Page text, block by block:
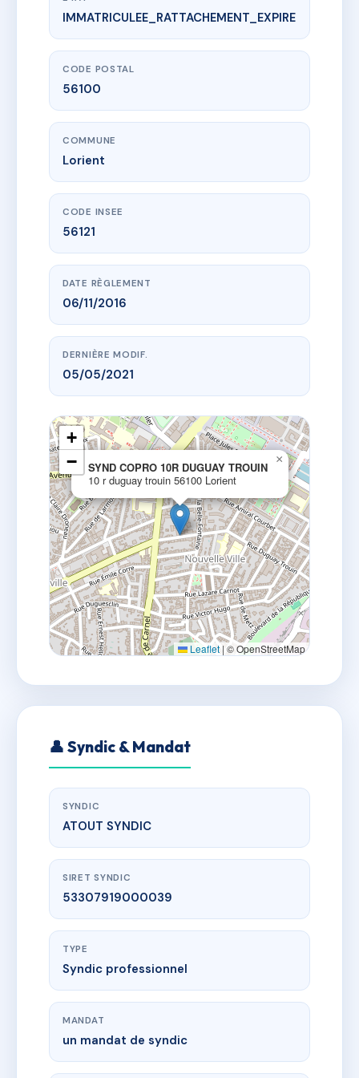
www.vme.plus/AF0236141
SYND COPRO 10R DUGUAY TROUIN
10 r duguay trouin
IMMATRICULEE_RATTACHEMENT_EXPIRE
CODE POSTAL
56100
COMMUNE
Lorient
CODE INSEE
56121
DATE RÈGLEMENT
06/11/2016
DERNIÈRE MODIF.
05/05/2021
SYND COPRO 10R DUGUAY TROUIN
10 r duguay trouin 56100 Lorient
×
+
−
Leaflet | © OpenStreetMap
👤 Syndic & Mandat
SYNDIC
ATOUT SYNDIC
SIRET SYNDIC
53307919000039
TYPE
Syndic professionnel
MANDAT
un mandat de syndic